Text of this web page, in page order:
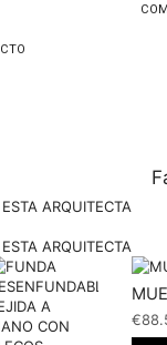
ARQUITECTA
ARQUITECTA
€